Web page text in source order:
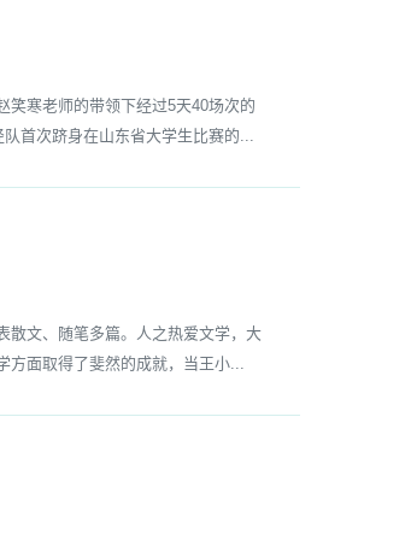
寒老师的带领下经过5天40场次的
首次跻身在山东省大学生比赛的...
文、随笔多篇。人之热爱文学，大
方面取得了斐然的成就，当王小...